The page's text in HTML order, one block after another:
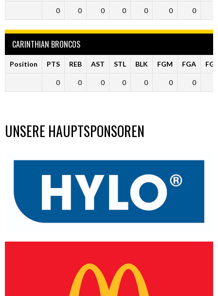
0 0 0 0 0 0 0
CARINTHIAN BRONCOS
Position PTS REB AST STL BLK FGM FGA
0 0 0 0 0 0 0
UNSERE HAUPTSPONSOREN